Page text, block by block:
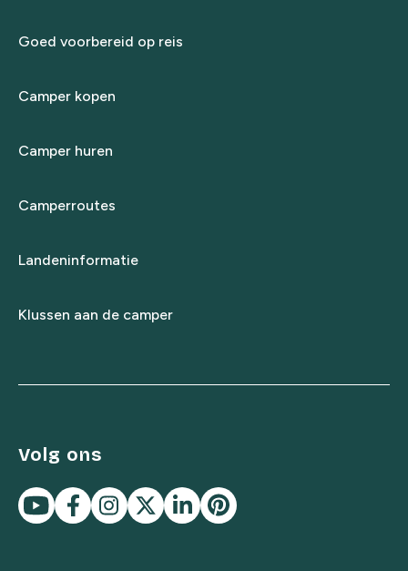
Goed voorbereid op reis
Camper kopen
Camper huren
Camperroutes
Landeninformatie
Klussen aan de camper
Volg ons